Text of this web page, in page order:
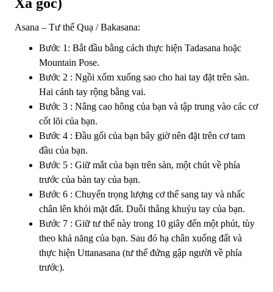
Xa gốc)
Asana – Tư thế Quạ / Bakasana:
Bước 1: Bắt đầu bằng cách thực hiện Tadasana hoặc
Mountain Pose.
Bước 2 : Ngồi xổm xuống sao cho hai tay đặt trên sàn.
Hai cánh tay rộng bằng vai.
Bước 3 : Nâng cao hông của bạn và tập trung vào các cơ
cốt lõi của bạn.
Bước 4 : Đầu gối của bạn bây giờ nên đặt trên cơ tam
đầu của bạn.
Bước 5 : Giữ mắt của bạn trên sàn, một chút về phía
trước của bàn tay của bạn.
Bước 6 : Chuyển trọng lượng cơ thể sang tay và nhấc
chân lên khỏi mặt đất. Duỗi thẳng khuỷu tay của bạn.
Bước 7 : Giữ tư thế này trong 10 giây đến một phút, tùy
theo khả năng của bạn. Sau đó hạ chân xuống đất và
thực hiện Uttanasana (tư thế đứng gập người về phía
trước).